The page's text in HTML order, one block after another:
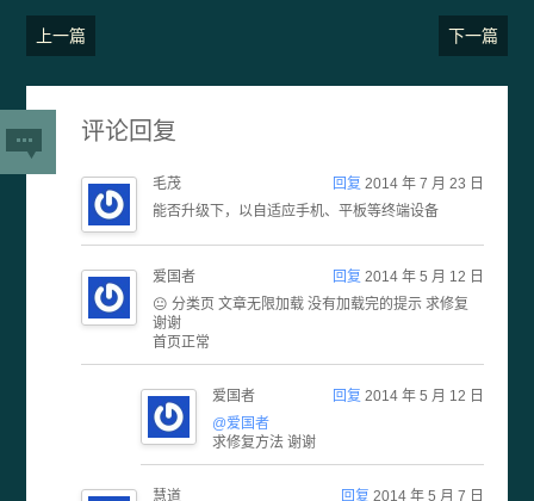
上一篇 下一篇
评论回复
回复 2014 年 7 月 23 日
毛茂
能否升级下，以自适应手机、平板等终端设备
回复 2014 年 5 月 12 日
爱国者
😐 分类页 文章无限加载 没有加载完的提示 求修复
谢谢
首页正常
回复 2014 年 5 月 12 日
爱国者
@爱国者
求修复方法 谢谢
回复 2014 年 5 月 7 日
慧道